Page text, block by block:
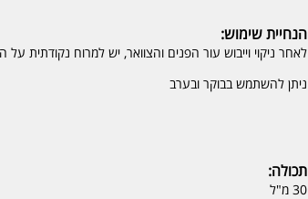
הנחיית שימוש:
לאחר ניקוי וייבוש עור הפנים והצוואר, יש למרוח נקודתית
ניתן להשתמש בבוקר ובערב
תכולה:
30 מ"ל